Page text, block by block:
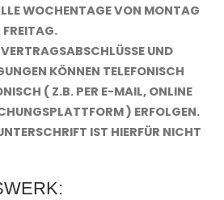
WOCHENTAGE VON MONTAG
UND
KÖNNEN TELEFONISCH
( Z.B. PER E-MAIL, ONLINE
) ERFOLGEN.
IST HIERFÜR NICHT